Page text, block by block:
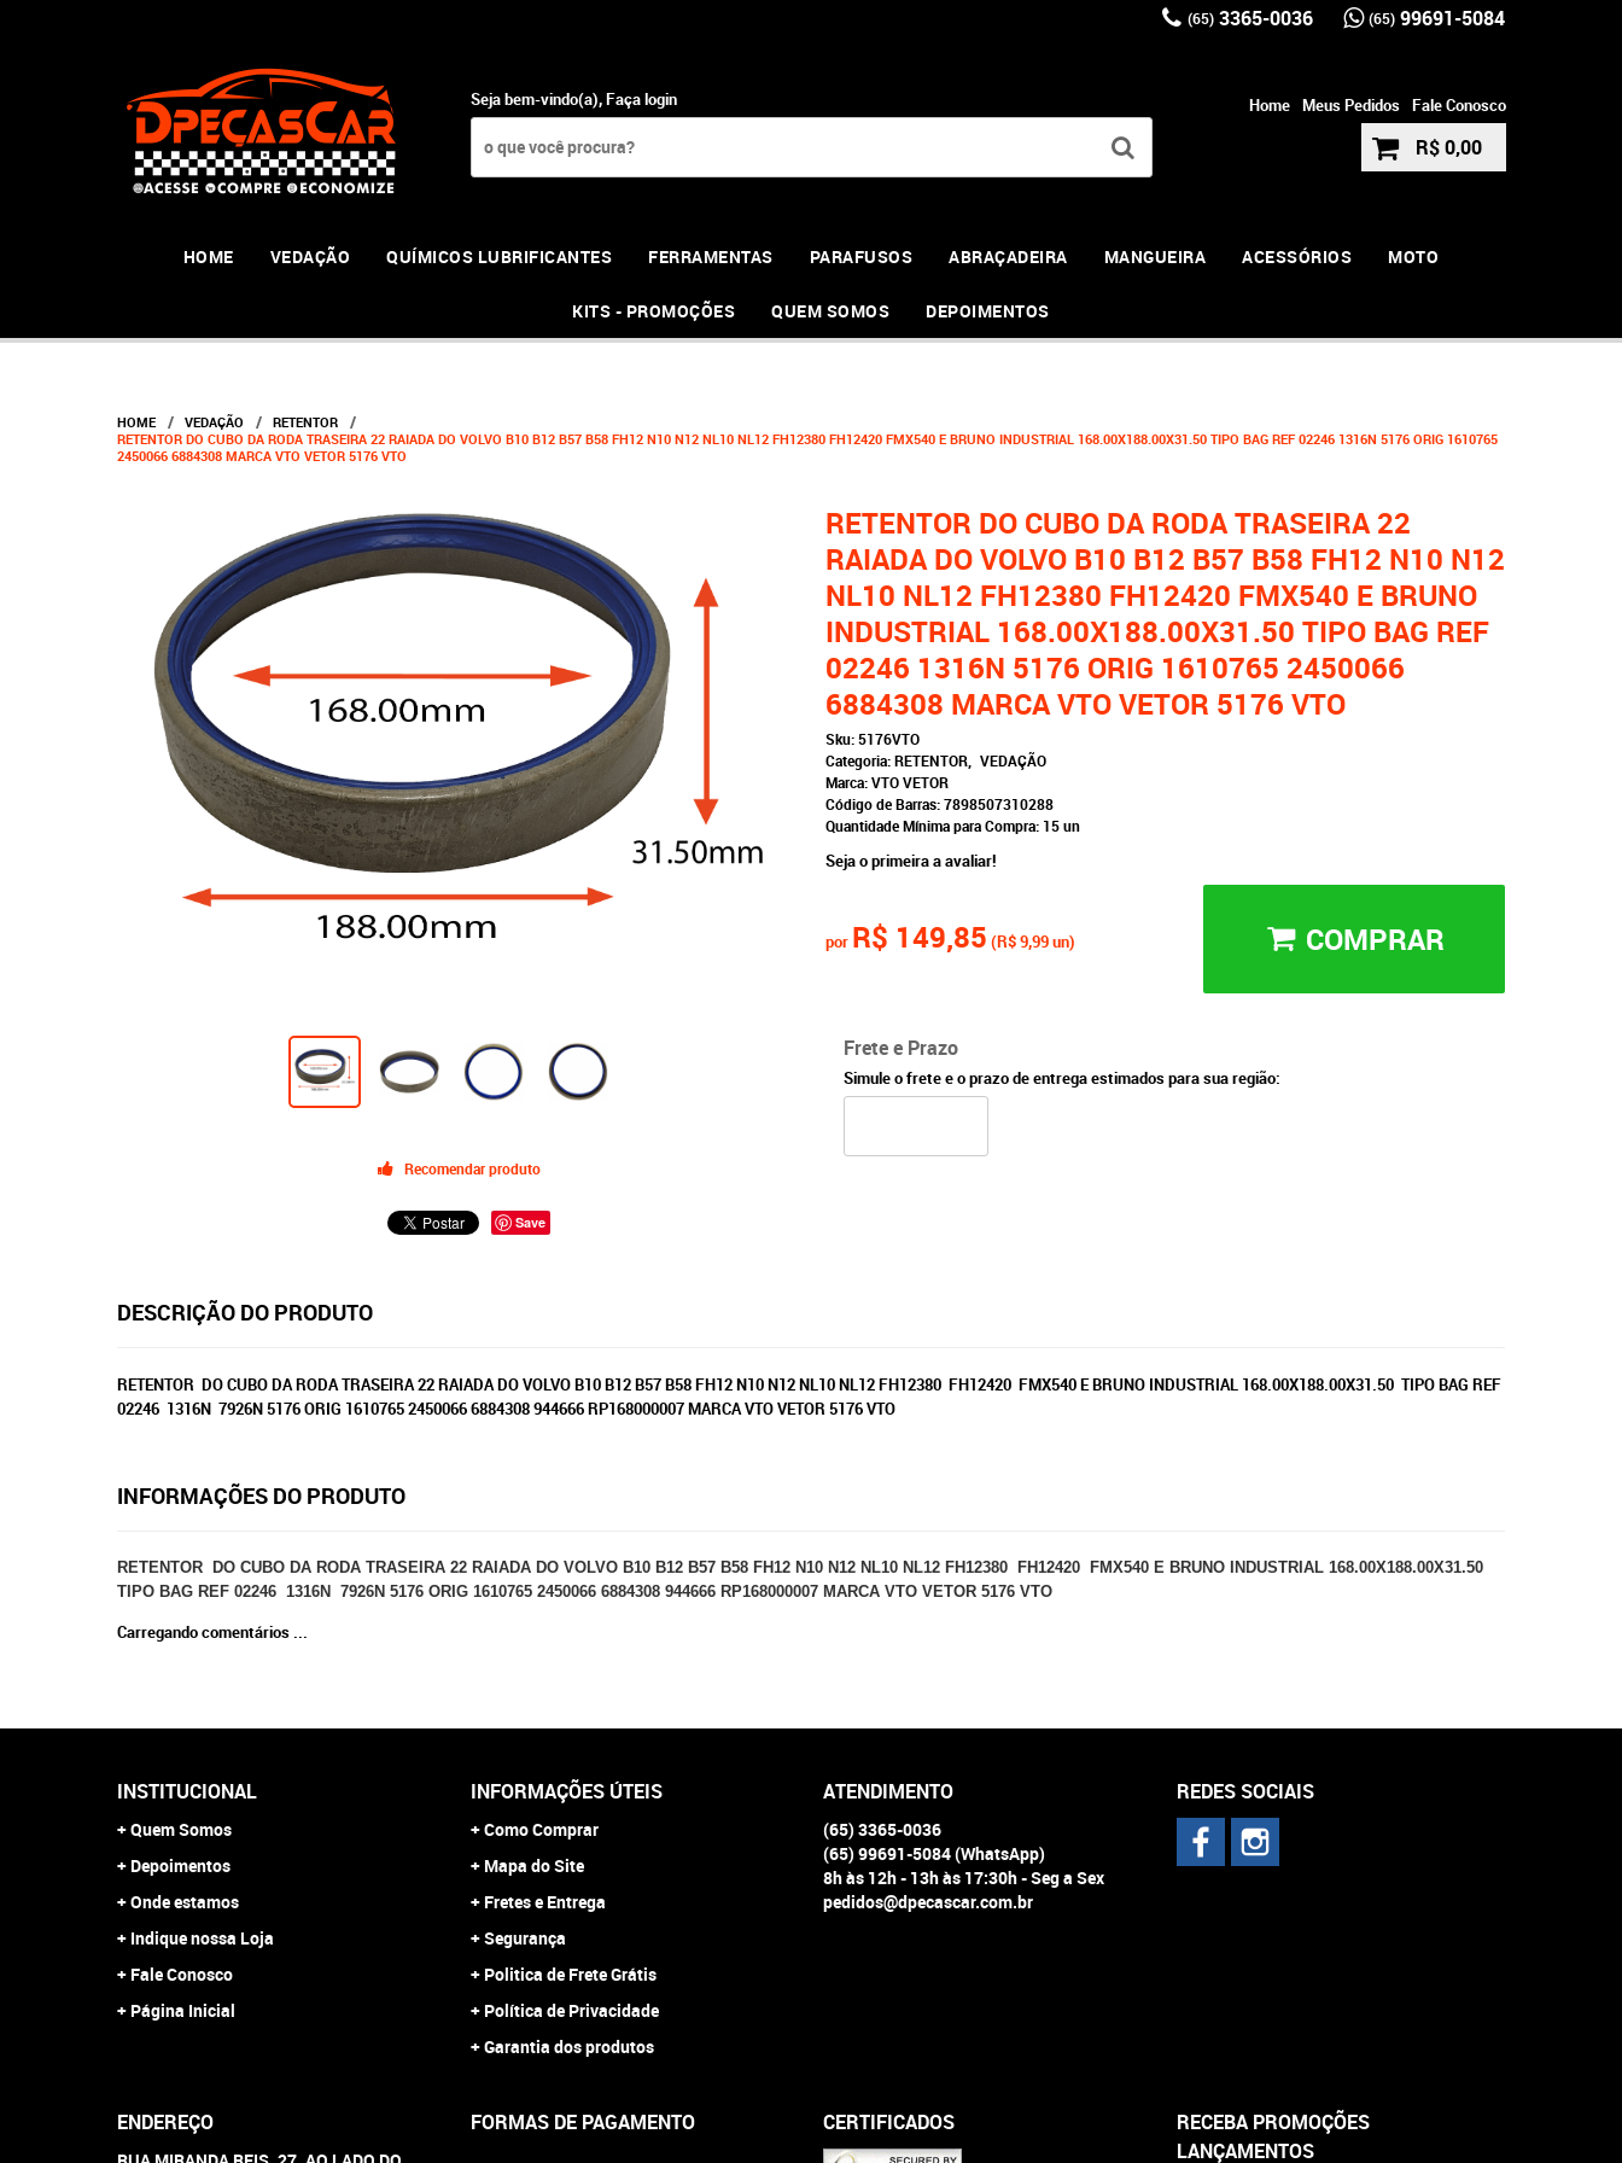
(65) 3365-0036 (65) 99691-5084
Seja bem-vindo(a),Faça login Home Meus Pedidos Fale Conosco
R$ 0,00
HOME VEDAÇÃO QUÍMICOS LUBRIFICANTES FERRAMENTAS PARAFUSOS ABRAÇADEIRA MANGUEIRA ACESSÓRIOS MOTO
KITS - PROMOÇÕES QUEM SOMOS DEPOIMENTOS
HOME VEDAÇÃO
RETENTOR
RETENTOR DO CUBO DA RODA TRASEIRA 22 RAIADA DO VOLVO B10 B12 B57 B58 FH12 N10 N12 NL10 NL12 FH12380 FH12420 FMX540 E BRUNO INDUSTRIAL 168.00X188.00X31.50 TIPO BAG REF 02246 1316N 5176 ORIG 1610765
2450066 6884308 MARCA VTO VETOR 5176 VTO
Recomendar produto
Save
RETENTOR DO CUBO DA RODA TRASEIRA 22
RAIADA DO VOLVO B10 B12 B57 B58 FH12 N10 N12
NL10 NL12 FH12380 FH12420 FMX540 E BRUNO
INDUSTRIAL 168.00X188.00X31.50 TIPO BAG REF
02246 1316N 5176 ORIG 1610765 2450066
6884308 MARCA VTO VETOR 5176 VTO
Sku:5176VTO
Categoria: RETENTOR
VEDAÇÃO
Marca:VTO VETOR
Código de Barras:7898507310288
Quantidade Mínima para Compra: 15 un
Seja o primeira a avaliar!
por R$ 149,85 (R$ 9,99un) COMPRAR
Frete e Prazo
Simule o frete e o prazo de entrega estimados para sua região:
DESCRIÇÃO DO PRODUTO
RETENTOR DO CUBO DA RODA TRASEIRA 22 RAIADA DO VOLVO B10 B12 B57 B58 FH12 N10 N12 NL10 NL12 FH12380 FH12420 FMX540 E BRUNO INDUSTRIAL 168.00X188.00X31.50 TIPO BAG REF
02246 1316N 7926N 5176 ORIG 1610765 2450066 6884308 944666 RP168000007 MARCA VTO VETOR 5176 VTO
INFORMAÇÕES DO PRODUTO
RETENTOR DO CUBO DA RODA TRASEIRA 22 RAIADA DO VOLVO B10 B12 B57 B58 FH12 N10 N12 NL10 NL12 FH12380 FH12420 FMX540 E BRUNO INDUSTRIAL 168.00X188.00X31.50
TIPO BAG REF 02246 1316N 7926N 5176 ORIG 1610765 2450066 6884308 944666 RP168000007 MARCA VTO VETOR 5176 VTO
Carregando comentários ...
INSTITUCIONAL
Quem Somos
Depoimentos
Onde estamos
Indique nossa Loja
Fale Conosco
Página Inicial
INFORMAÇÕES ÚTEIS
Como Comprar
Mapa do Site
Fretes e Entrega
Segurança
Politica de Frete Grátis
Política de Privacidade
Garantia dos produtos
ATENDIMENTO
(65) 3365-0036
(65) 99691-5084(WhatsApp)
8h às 12h - 13h às 17:30h - Seg a Sex
pedidos@dpecascar.com.br
REDES SOCIAIS
ENDEREÇO FORMAS DE PAGAMENTO CERTIFICADOS
RECEBA PROMOÇÕES
LANÇAMENTOS